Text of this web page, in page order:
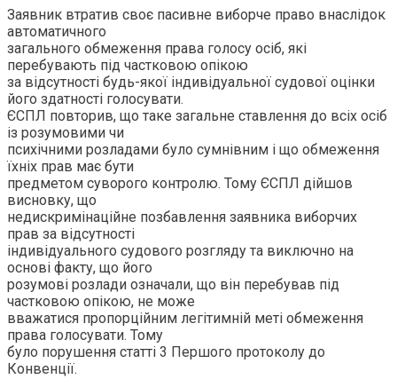
Заявник втратив своє пасивне виборче право внаслідок
автоматичного
загального обмеження права голосу осіб, які
перебувають під частковою опікою
за відсутності будь-якої індивідуальної судової оцінки
його здатності голосувати.
ЄСПЛ повторив, що таке загальне ставлення до всіх осіб
із розумовими чи
психічними розладами було сумнівним і що обмеження
їхніх прав має бути
предметом суворого контролю. Тому ЄСПЛ дійшов
висновку, що
недискримінаційне позбавлення заявника виборчих
прав за відсутності
індивідуального судового розгляду та виключно на
основі факту, що його
розумові розлади означали, що він перебував під
частковою опікою, не може
вважатися пропорційним легітимній меті обмеження
права голосувати. Тому
було порушення статті 3 Першого протоколу до
Конвенції.